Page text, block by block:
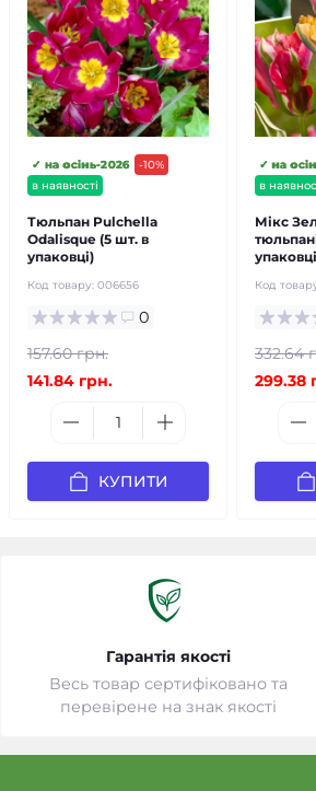
-10%
в наявності
✓ на осінь-2026
Тюльпан Pulchella
Odalisque (5 шт. в
упаковці)
Код товару: 006656
0
157.60 грн.
141.84 грн.
КУПИТИ
в
✓ на
Мікс
Код
332.64
299.38
Гарантія якості
Весь товар сертифіковано та
перевірене на знак якості